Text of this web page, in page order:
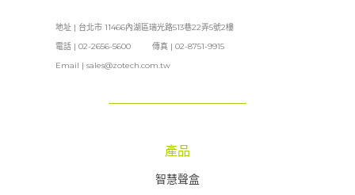
地址 | 台北市 11466內湖區瑞光路513巷22弄5號2樓
電話 | 02-2656-5600 傳真 | 02-8751-9915
Email | sales@zotech.com.tw
產品
智慧聲盒